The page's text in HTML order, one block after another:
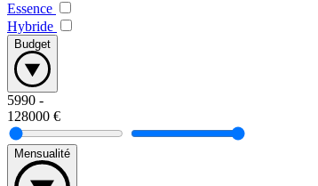
Essence
Hybride
Budget
5990 -
128000 €
Mensualité